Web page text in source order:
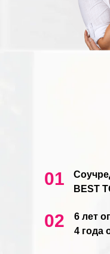
01
BEST
02
6 лет
4 года